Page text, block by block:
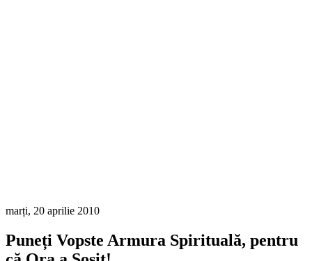
marți, 20 aprilie 2010
Puneți Vopste Armura Spirituală, pentru